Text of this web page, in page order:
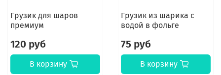
Грузик для шаров
премиум
120 руб
В корзину
Грузик из шарика с
водой в фольге
75 руб
В корзину